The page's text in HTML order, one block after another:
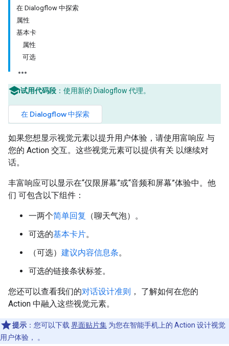
在 Dialogflow 中探索
属性
基本卡
属性
可选
试用代码段 ：使用新的 Dialogflow 代理。
在 Dialogflow 中探索
如果您想显示视觉元素以提升用户体验，请使用富响应 与
您的 Action 交互。这些视觉元素可以提供有关 以继续对
话。
丰富响应可以显示在“仅限屏幕”或“音频和屏幕”体验中。他
们 可包含以下组件：
一两个简单回复
（聊天气泡）。
可选的基本卡片。
（可选） 建议内容信息条。
可选的链接条状标签。
您还可以查看我们的对话设计准则 ， 了解如何在您的
Action 中融入这些视觉元素。
提示 ：您可以下载 界面贴片集 为您在智能手机上的 Action 设计视觉
用户体验， 。